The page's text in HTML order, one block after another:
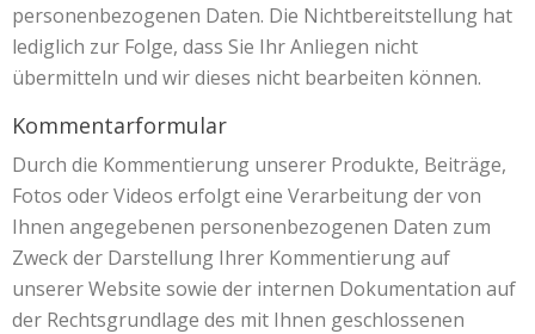
personenbezogenen Daten. Die Nichtbereitstellung hat
lediglich zur Folge, dass Sie Ihr Anliegen nicht
übermitteln und wir dieses nicht bearbeiten können.
Kommentarformular
Durch die Kommentierung unserer Produkte, Beiträge,
Fotos oder Videos erfolgt eine Verarbeitung der von
Ihnen angegebenen personenbezogenen Daten zum
Zweck der Darstellung Ihrer Kommentierung auf
unserer Website sowie der internen Dokumentation auf
der Rechtsgrundlage des mit Ihnen geschlossenen